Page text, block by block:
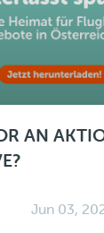
AN
Jun 03,